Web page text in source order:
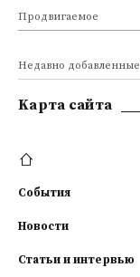
Продвигаемое
Недавно добавленные
Kарта сайта
События
Новости
Статьи и интервью